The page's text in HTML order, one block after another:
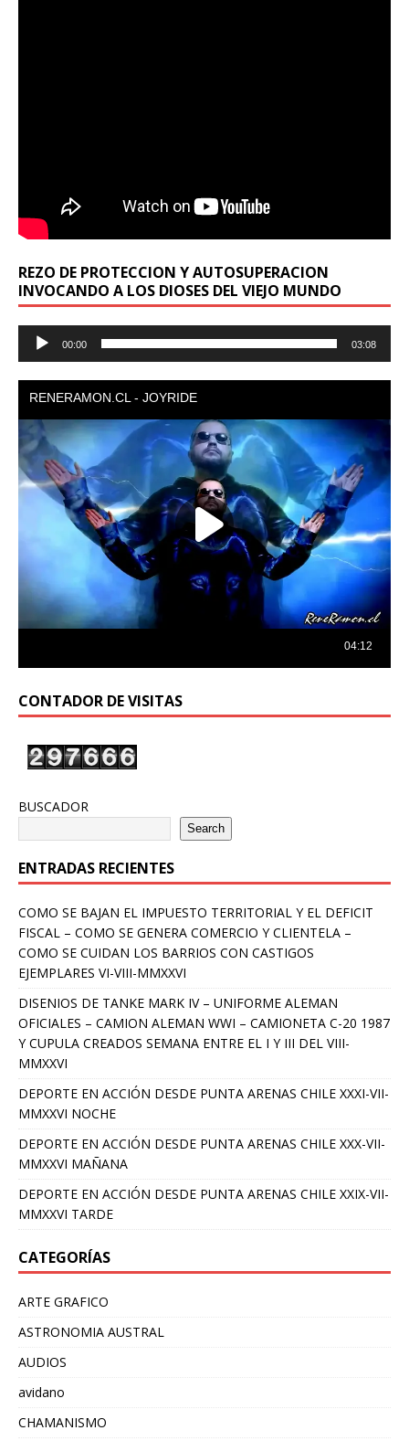
REZO DE PROTECCION Y AUTOSUPERACION
INVOCANDO A LOS DIOSES DEL VIEJO MUNDO
Reproductor
00:00 03:08
CONTADOR DE VISITAS
BUSCADOR
Search
ENTRADAS RECIENTES
COMO SE BAJAN EL IMPUESTO TERRITORIAL Y EL DEFICIT
FISCAL – COMO SE GENERA COMERCIO Y CLIENTELA –
COMO SE CUIDAN LOS BARRIOS CON CASTIGOS
EJEMPLARES VI-VIII-MMXXVI
DISENIOS DE TANKE MARK IV – UNIFORME ALEMAN
OFICIALES – CAMION ALEMAN WWI – CAMIONETA C-20 1987
Y CUPULA CREADOS SEMANA ENTRE EL I Y III DEL VIII-
MMXXVI
DEPORTE EN ACCIÓN DESDE PUNTA ARENAS CHILE XXXI-VII-
MMXXVI NOCHE
DEPORTE EN ACCIÓN DESDE PUNTA ARENAS CHILE XXX-VII-
MMXXVI MAÑANA
DEPORTE EN ACCIÓN DESDE PUNTA ARENAS CHILE XXIX-VII-
MMXXVI TARDE
CATEGORÍAS
ARTE GRAFICO
ASTRONOMIA AUSTRAL
AUDIOS
avidano
CHAMANISMO